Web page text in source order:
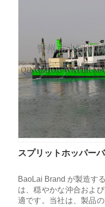
スプリットホッパー
BaoLai Brand が製造す
は、穏やかな沖合およ
適です。当社は、製品